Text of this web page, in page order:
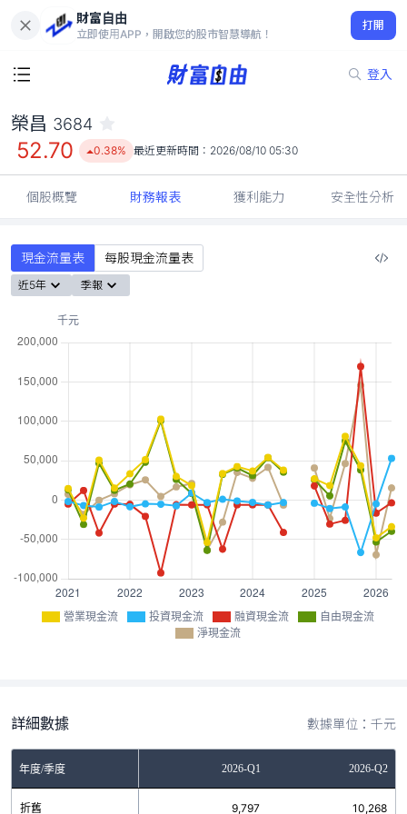
財富自由
立即使用APP，開啟您的股市智慧導航！
打開
登入
52.70
0.38%
榮昌 3684
52.70 0.38% 最近更新時間： 2026/08/10 05:30
個股概覽 財務報表 獲利能力 安全性分析
現金流量表 每股現金流量表
近5年 季報
營業現金流 投資現金流 融資現金流
自由現金流
淨現金流
詳細數據 數據單位：千元
年度/季度 2026-Q1 2026-Q2
折舊 9,797 10,268